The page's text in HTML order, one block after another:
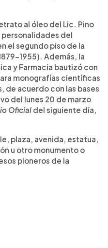
al óleo del Lic. Pino
personalidades del
el segundo piso de la
1955). Además, la
y Farmacia bautizó con
monografías científicas
de acuerdo con las bases
del lunes 20 de marzo
Oficial del siguiente día,
plaza, avenida, estatua,
u otro monumento o
pioneros de la